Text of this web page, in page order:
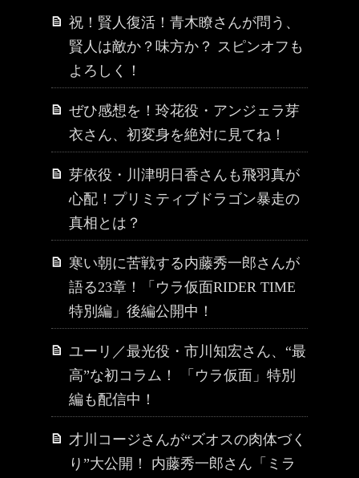
祝！賢人復活！青木瞭さんが問う、
賢人は敵か？味方か？ スピンオフも
よろしく！
ぜひ感想を！玲花役・アンジェラ芽
衣さん、初変身を絶対に見てね！
芽依役・川津明日香さんも飛羽真が
心配！プリミティブドラゴン暴走の
真相とは？
寒い朝に苦戦する内藤秀一郎さんが
語る23章！「ウラ仮面RIDER TIME
特別編」後編公開中！
ユーリ／最光役・市川知宏さん、“最
高”な初コラム！ 「ウラ仮面」特別
編も配信中！
才川コージさんが“ズオスの肉体づく
り”大公開！ 内藤秀一郎さん「ミラ